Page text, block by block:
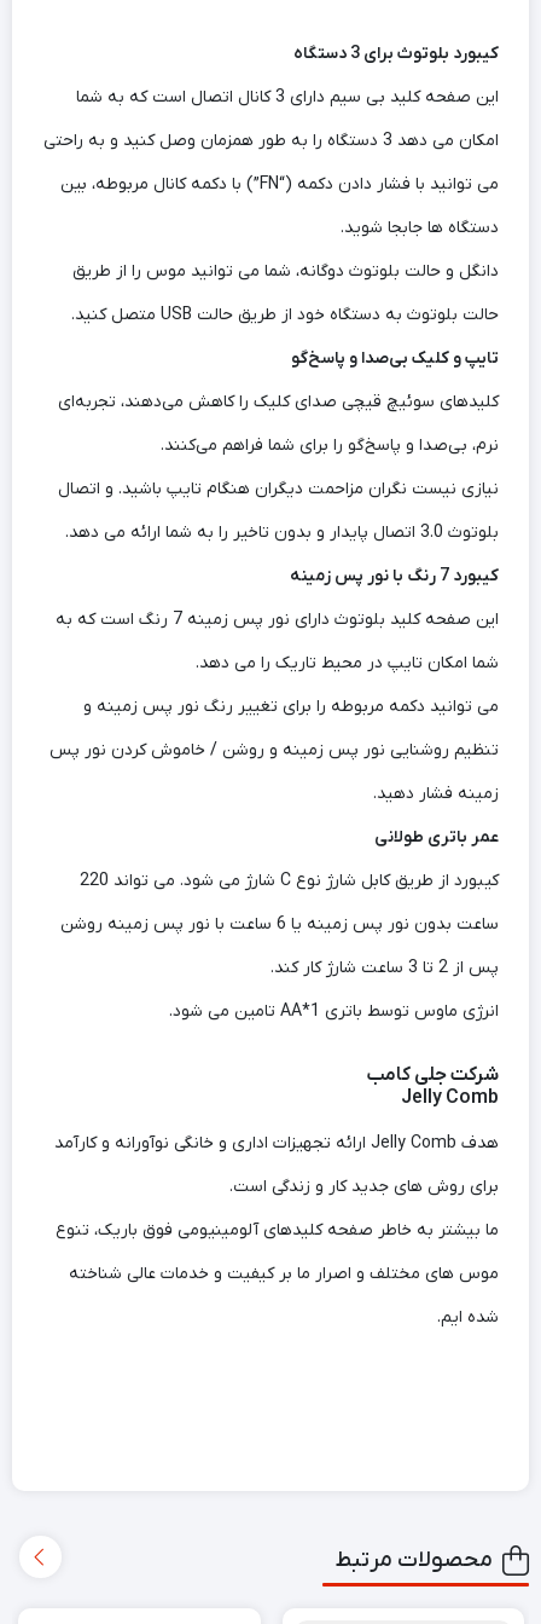
کیبورد بلوتوث برای 3 دستگاه
این صفحه کلید بی سیم دارای 3 کانال اتصال است که به شما
امکان می دهد 3 دستگاه را به طور همزمان وصل کنید و به راحتی
می توانید با فشار دادن دکمه (“FN”) با دکمه کانال مربوطه، بین
دستگاه ها جابجا شوید.
دانگل و حالت بلوتوث دوگانه، شما می توانید موس را از طریق
حالت بلوتوث به دستگاه خود از طریق حالت USB متصل کنید.
تایپ و کلیک بی‌صدا و پاسخ‌گو
کلیدهای سوئیچ قیچی صدای کلیک را کاهش می‌دهند، تجربه‌ای
نرم، بی‌صدا و پاسخ‌گو را برای شما فراهم می‌کنند.
نیازی نیست نگران مزاحمت دیگران هنگام تایپ باشید. و اتصال
بلوتوث 3.0 اتصال پایدار و بدون تاخیر را به شما ارائه می دهد.
کیبورد 7 رنگ با نور پس زمینه
این صفحه کلید بلوتوث دارای نور پس زمینه 7 رنگ است که به
شما امکان تایپ در محیط تاریک را می دهد.
می توانید دکمه مربوطه را برای تغییر رنگ نور پس زمینه و
تنظیم روشنایی نور پس زمینه و روشن / خاموش کردن نور پس
زمینه فشار دهید.
عمر باتری طولانی
کیبورد از طریق کابل شارژ نوع C شارژ می شود. می تواند 220
ساعت بدون نور پس زمینه یا 6 ساعت با نور پس زمینه روشن
پس از 2 تا 3 ساعت شارژ کار کند.
انرژی ماوس توسط باتری 1*AA تامین می شود.
شرکت جلی کامب
Jelly Comb
هدف Jelly Comb ارائه تجهیزات اداری و خانگی نوآورانه و کارآمد
برای روش های جدید کار و زندگی است.
ما بیشتر به خاطر صفحه کلیدهای آلومینیومی فوق باریک، تنوع
موس های مختلف و اصرار ما بر کیفیت و خدمات عالی شناخته
شده ایم.
محصولات مرتبط